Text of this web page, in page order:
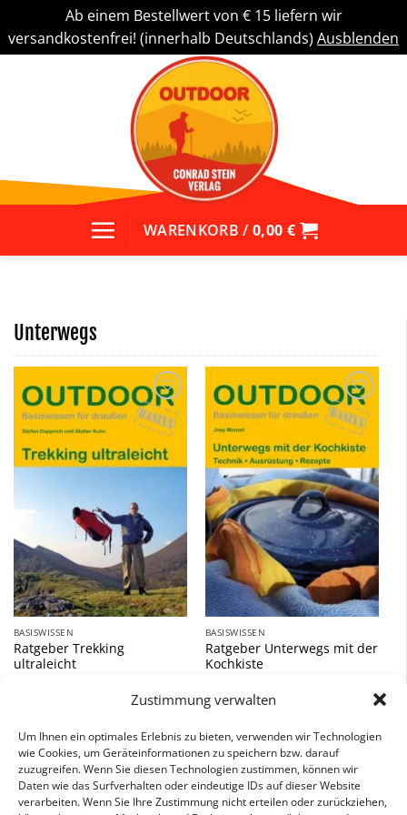
Zustimmung verwalten
Um Ihnen ein optimales Erlebnis zu bieten, verwenden wir Technologien
wie Cookies, um Geräteinformationen zu speichern bzw. darauf
zuzugreifen. Wenn Sie diesen Technologien zustimmen, können wir
Daten wie das Surfverhalten oder eindeutige IDs auf dieser Website
verarbeiten. Wenn Sie Ihre Zustimmung nicht erteilen oder zurückziehen,
Ab einem Bestellwert von € 15 liefern wir
versandkostenfrei! (innerhalb Deutschlands) Ausblenden
WARENKORB / 0,00 €
Unterwegs
Zu
Wunschliste
hinzufügen
BASISWISSEN
Ratgeber Trekking
ultraleicht
Zu
Wunschliste
hinzufügen
BASISWISSEN
Ratgeber Unterwegs mit der
Kochkiste